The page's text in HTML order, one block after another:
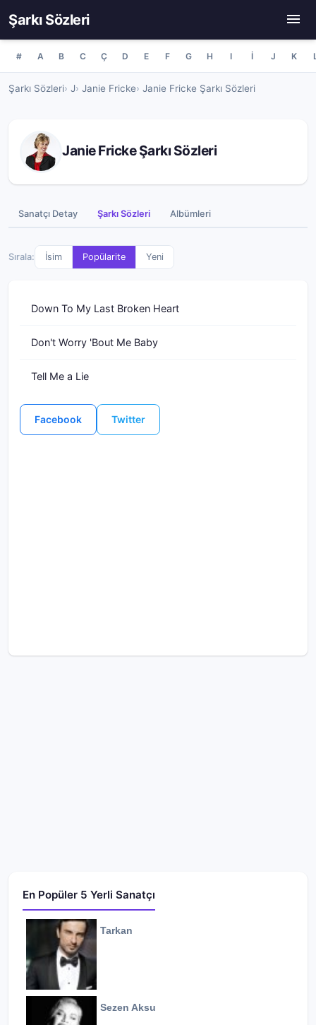
Şarkı Sözleri
# A B C Ç D E F G H I İ J K
Şarkı Sözleri J Janie Fricke Janie Fricke Şarkı Sözleri
Janie Fricke Şarkı Sözleri
Sanatçı Detay Şarkı Sözleri Albümleri
Sırala: İsim Popülarite Yeni
Down To My Last Broken Heart
Don't Worry 'Bout Me Baby
Tell Me a Lie
Facebook Twitter
En Popüler 5 Yerli Sanatçı
Tarkan
Sezen Aksu